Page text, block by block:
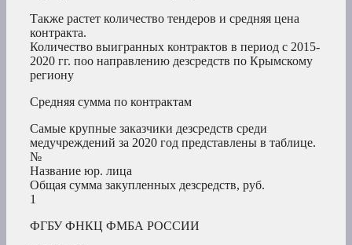
Также растет количество тендеров и средняя цена
контракта.
Количество выигранных контрактов в период с 2015-
2020 гг. поо направлению дезсредств по Крымскому
региону
Средняя сумма по контрактам
Самые крупные заказчики дезсредств среди
медучреждений за 2020 год представлены в таблице.
№
Название юр. лица
Общая сумма закупленных дезсредств, руб.
1
ФГБУ ФНКЦ ФМБА РОССИИ